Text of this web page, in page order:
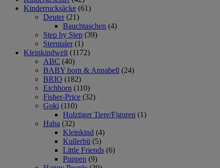
Kinderrucksäcke (61)
Deuter (21)
Bauchtaschen (4)
Step by Step (39)
Sterntaler (1)
Kleinkindwelt (1172)
ABC (40)
BABY born & Annabell (24)
BRIO (182)
Eichhorn (110)
Fisher-Price (32)
Goki (110)
Holztiger Tiere/Figuren (1)
Haba (32)
Kleinkind (4)
Kullerbü (5)
Little Friends (6)
Puppen (9)